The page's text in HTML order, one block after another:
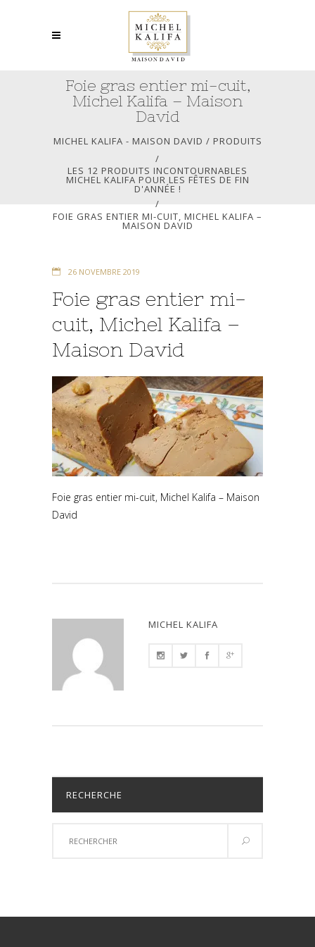
Foie gras entier mi-cuit,
Michel Kalifa – Maison
David
MICHEL KALIFA - MAISON DAVID / PRODUITS
/
LES 12 PRODUITS INCONTOURNABLES
MICHEL KALIFA POUR LES FÊTES DE FIN
D'ANNÉE !
/
FOIE GRAS ENTIER MI-CUIT, MICHEL KALIFA –
MAISON DAVID
26 NOVEMBRE 2019
Foie gras entier mi-
cuit, Michel Kalifa –
Maison David
Foie gras entier mi-cuit, Michel Kalifa – Maison
David
MICHEL KALIFA
RECHERCHE